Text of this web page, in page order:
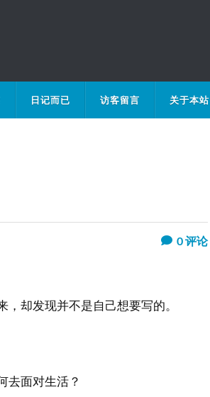
日记而已 访客留言 关于本站
0评论
却发现并不是自己想要写的。
去面对生活？